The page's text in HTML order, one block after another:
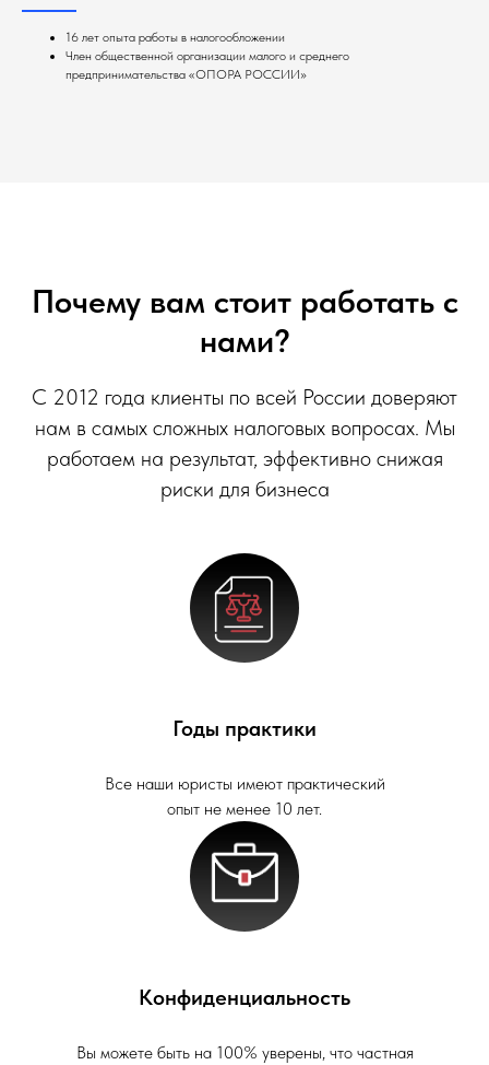
16 лет опыта работы в налогообложении
Член общественной организации малого и среднего
предпринимательства «ОПОРА РОССИИ»
Почему вам стоит работать с
нами?
С 2012 года клиенты по всей России доверяют
нам в самых сложных налоговых вопросах. Мы
работаем на результат, эффективно снижая
риски для бизнеса
Годы практики
Все наши юристы имеют практический
опыт не менее 10 лет.
Конфиденциальность
Вы можете быть на 100% уверены, что частная